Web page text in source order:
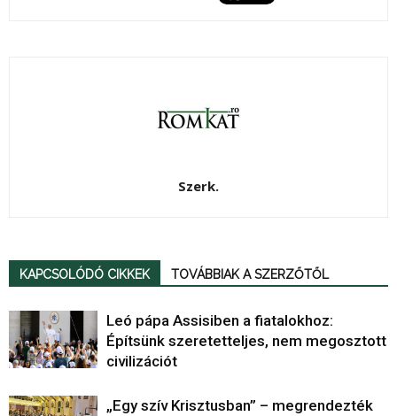
Szerk.
KAPCSOLÓDÓ CIKKEK TOVÁBBIAK A SZERZŐTŐL
Leó pápa Assisiben a fiatalokhoz:
Építsünk szeretetteljes, nem megosztott
civilizációt
„Egy szív Krisztusban” – megrendezték